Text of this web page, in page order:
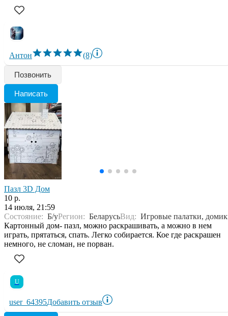
Антон (8)
Позвонить
Написать
Пазл 3D Дом
10 р.
14 июля, 21:59
Состояние: Б/уРегион: БеларусьВид: Игровые палатки,
Картонный дом- пазл, можно раскрашивать, а можно в нем
играть, прятаться, спать. Легко собирается. Кое где раскрашен
немного, не сломан, не порван.
U
user_64395Добавить отзыв